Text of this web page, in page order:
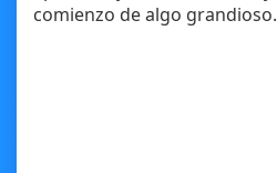
comienzo de algo grandioso.